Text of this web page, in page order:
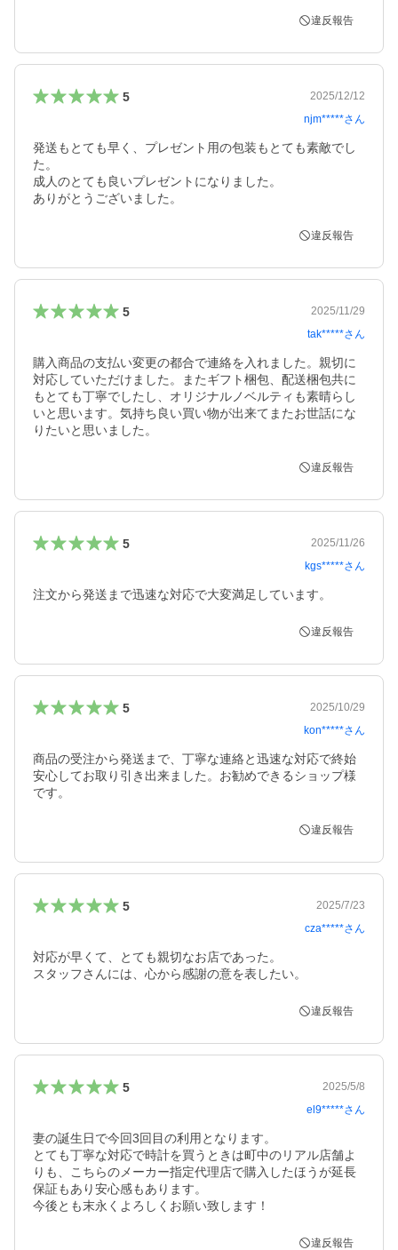
違反報告
5
2025/12/12
njm*****さん
発送もとても早く、プレゼント用の包装もとても素敵でし
た。
成人のとても良いプレゼントになりました。
ありがとうございました。
違反報告
5
2025/11/29
tak*****さん
購入商品の支払い変更の都合で連絡を入れました。親切に
対応していただけました。またギフト梱包、配送梱包共に
もとても丁寧でしたし、オリジナルノベルティも素晴らし
いと思います。気持ち良い買い物が出来てまたお世話にな
りたいと思いました。
違反報告
5
2025/11/26
kgs*****さん
注文から発送まで迅速な対応で大変満足しています。
違反報告
5
2025/10/29
kon*****さん
商品の受注から発送まで、丁寧な連絡と迅速な対応で終始
安心してお取り引き出来ました。お勧めできるショップ様
です。
違反報告
5
2025/7/23
cza*****さん
対応が早くて、とても親切なお店であった。
スタッフさんには、心から感謝の意を表したい。
違反報告
5
2025/5/8
el9*****さん
妻の誕生日で今回3回目の利用となります。
とても丁寧な対応で時計を買うときは町中のリアル店舗よ
りも、こちらのメーカー指定代理店で購入したほうが延長
保証もあり安心感もあります。
今後とも末永くよろしくお願い致します！
違反報告